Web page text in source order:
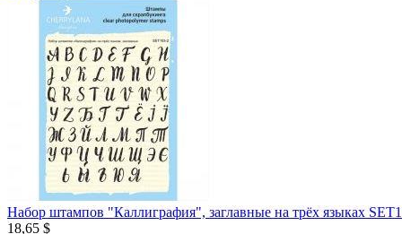
Набор штампов "Каллиграфия", заглавные на трёх языках
18,65 $